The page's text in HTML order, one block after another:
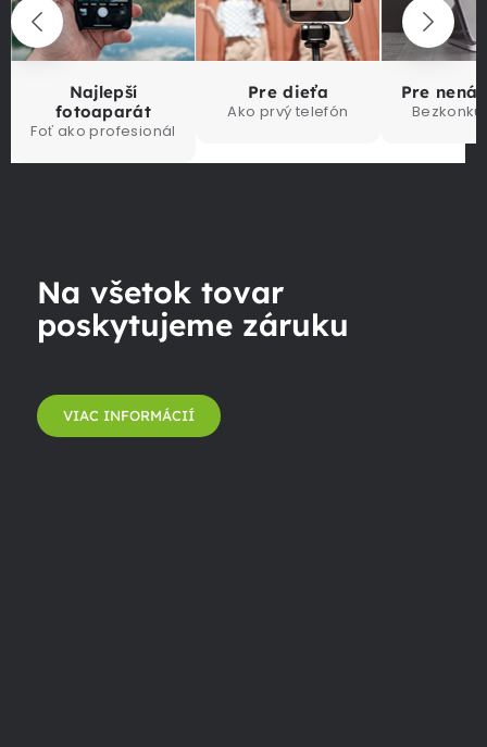
Najlepší
fotoaparát
Foť ako profesionál
Pre dieťa
Ako prvý telefón
Pre
Na všetok tovar
poskytujeme záruku
VIAC INFORMÁCIÍ